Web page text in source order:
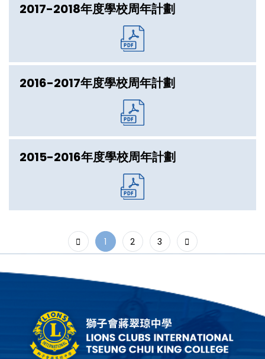
2017-2018年度學校周年計劃
2016-2017年度學校周年計劃
2015-2016年度學校周年計劃
1 2 3